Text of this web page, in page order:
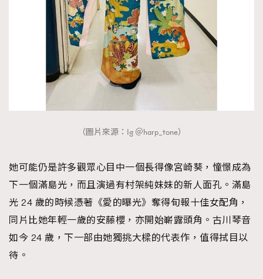
（圖片來源：Ig ＠harp_tone）
她可能仍是許多觀眾心目中一個長得像宮崎葵，憧憬成為
下一個滿島光，而且演過有村架純妹妹的新人面孔。滿島
光 24 歲的時候憑著《愛的曝光》奪得旬報十佳女配角，
同片比她年輕一歲的安藤櫻，亦開始嶄露頭角。古川琴音
如今 24 歲，下一部由她獨挑大樑的代表作，值得拭目以
待。